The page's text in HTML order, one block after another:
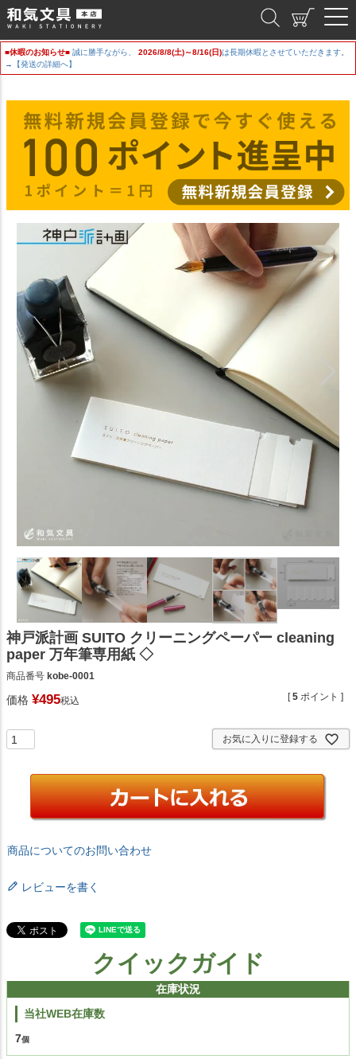
■休暇のお知らせ■ 誠に勝手ながら、 2026/8/8(土)～8/16(日)は長期休暇とさせていただきます。
→【発送の詳細へ】
神戸派計画 SUITO クリーニングペーパー cleaning
paper 万年筆専用紙 ◇
商品番号 kobe-0001
価格 ¥495税込 [5 ポイント ]
お気に入りに登録する
商品についてのお問い合わせ
レビューを書く
クイックガイド
在庫状況
当社WEB在庫数
7